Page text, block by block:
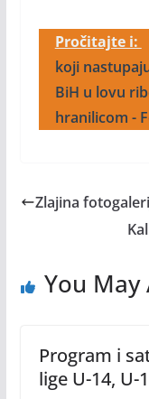
Pročitajte i:
koji
BiH u lovu
hranilicom -
Zlajina
You May
Program i
lige U-14, U-